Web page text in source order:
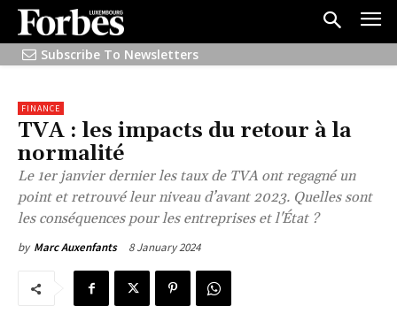
Subscribe To Newsletters
FINANCE
TVA : les impacts du retour à la
normalité
Le 1er janvier dernier les taux de TVA ont regagné un
point et retrouvé leur niveau d’avant 2023. Quelles sont
les conséquences pour les entreprises et l'État ?
by Marc Auxenfants 8 January 2024